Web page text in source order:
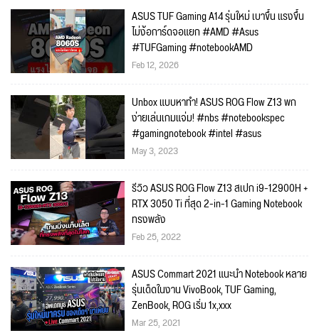
ASUS TUF Gaming A14 รุ่นใหม่ เบาขึ้น แรงขึ้น
ไม่ง้อการ์ดจอแยก #AMD #Asus
#TUFGaming #notebookAMD
Feb 12, 2026
Unbox แบบหาทำ! ASUS ROG Flow Z13 พก
ง่ายเล่นเกมแจ่ม! #nbs #notebookspec
#gamingnotebook #intel #asus
May 3, 2023
รีวิว ASUS ROG Flow Z13 สเปก i9-12900H +
RTX 3050 Ti ที่สุด 2-in-1 Gaming Notebook
ทรงพลัง
Feb 25, 2022
ASUS Commart 2021 แนะนำ Notebook หลาย
รุ่นเด็ดในงาน VivoBook, TUF Gaming,
ZenBook, ROG เริ่ม 1x,xxx
Mar 25, 2021